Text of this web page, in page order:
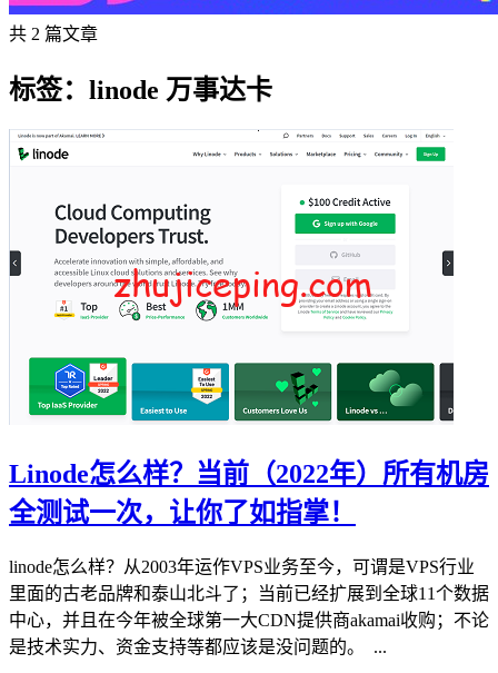
共 2 篇文章
标签：linode 万事达卡
Linode怎么样？当前（2022年）所有机房
全测试一次，让你了如指掌！
linode怎么样？从2003年运作VPS业务至今，可谓是VPS行业
里面的古老品牌和泰山北斗了；当前已经扩展到全球11个数据
中心，并且在今年被全球第一大CDN提供商akamai收购；不论
是技术实力、资金支持等都应该是没问题的。 ...